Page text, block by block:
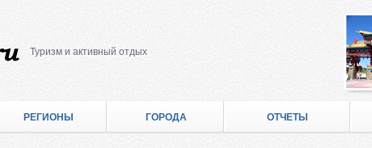
Туризм и активный отдых
РЕГИОНЫ ГОРОДА ОТЧЕТЫ